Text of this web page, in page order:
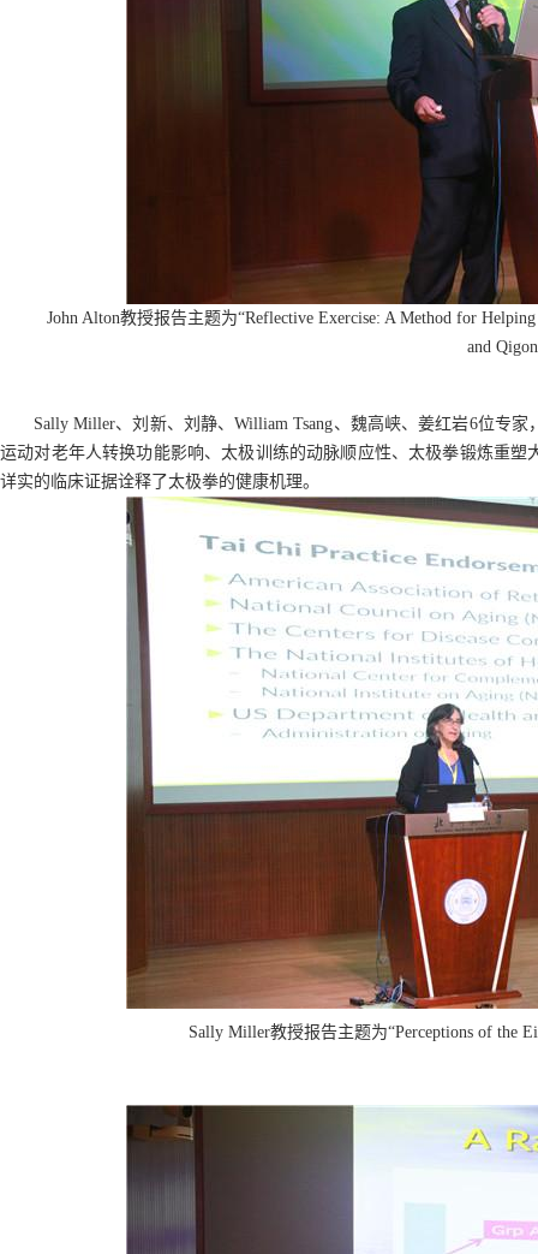
John Alton教授报告主题为“Reflective Exercise: A Method for
and
Sally Miller、刘新、刘静、William Tsang、魏高峡、姜红岩6位专
运动对老年人转换功能影响、太极训练的动脉顺应性、太极拳锻炼重
详实的临床证据诠释了太极拳的健康机理。
Sally Miller教授报告主题为“Perceptions of the